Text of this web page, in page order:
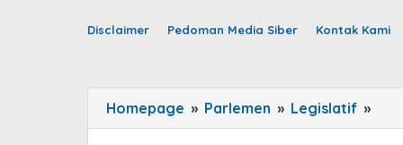
Disclaimer Pedoman Media Siber Kontak Kami
Homepage » Parlemen » Legislatif »